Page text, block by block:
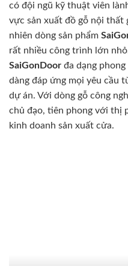
có đội ngũ kỹ thuật viên
vực sản xuất đồ gỗ nội thất
nhiên dòng sản phẩm
rất nhiều công trình lớn
SaiGonDoor đa dạng
dàng đáp ứng mọi yêu cầu
dự án. Với dòng gỗ công
chủ đạo, tiên phong với thị
kinh doanh sản xuất cửa.